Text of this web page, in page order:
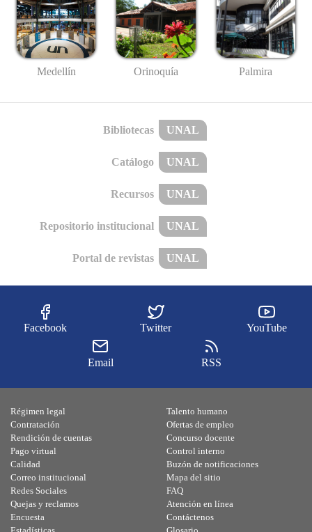
Medellín Orinoquía Palmira
Bibliotecas UNAL
Catálogo UNAL
Recursos UNAL
Repositorio institucional UNAL
Portal de revistas UNAL
Facebook Twitter YouTube
Email RSS
Régimen legal
Contratación
Rendición de cuentas
Pago virtual
Calidad
Talento humano
Ofertas de empleo
Concurso docente
Control interno
Buzón de notificaciones
Correo institucional
Redes Sociales
Quejas y reclamos
Encuesta
Mapa del sitio
FAQ
Atención en línea
Contáctenos